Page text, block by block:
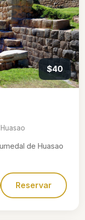
$40
de Huasao
Reservar